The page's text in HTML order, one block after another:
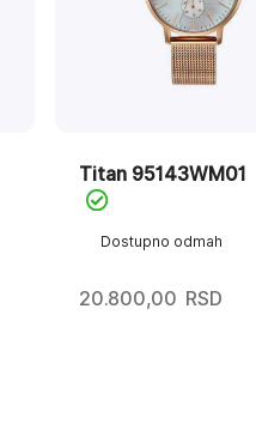
Dostupno odmah
Titan 95143WM01
20.800,00 RSD